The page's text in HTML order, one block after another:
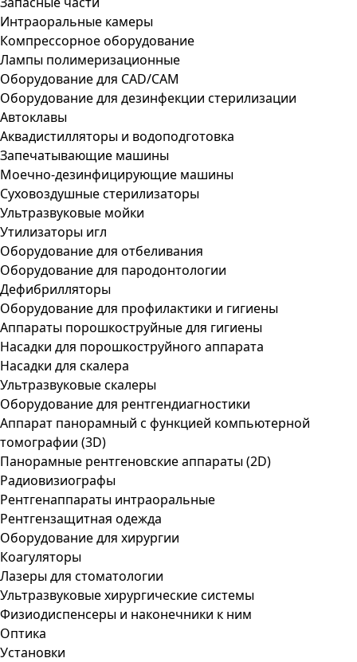
Интраоральные камеры
Компрессорное оборудование
Лампы полимеризационные
Оборудование для CAD/CAM
Оборудование для дезинфекции стерилизации
Автоклавы
Аквадистилляторы и водоподготовка
Запечатывающие машины
Моечно-дезинфицирующие машины
Суховоздушные стерилизаторы
Ультразвуковые мойки
Утилизаторы игл
Оборудование для отбеливания
Оборудование для пародонтологии
Дефибрилляторы
Оборудование для профилактики и гигиены
Аппараты порошкоструйные для гигиены
Насадки для порошкоструйного аппарата
Насадки для скалера
Ультразвуковые скалеры
Оборудование для рентгендиагностики
Аппарат панорамный с функцией компьютерной
томографии (3D)
Панорамные рентгеновские аппараты (2D)
Радиовизиографы
Рентгенаппараты интраоральные
Рентгензащитная одежда
Оборудование для хирургии
Коагуляторы
Лазеры для стоматологии
Ультразвуковые хирургические системы
Физиодиспенсеры и наконечники к ним
Оптика
Установки